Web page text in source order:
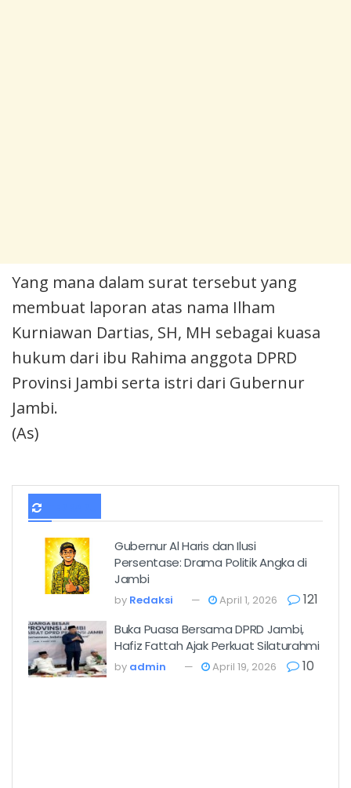
Yang mana dalam surat tersebut yang
membuat laporan atas nama Ilham
Kurniawan Dartias, SH, MH sebagai kuasa
hukum dari ibu Rahima anggota DPRD
Provinsi Jambi serta istri dari Gubernur
Jambi.
(As)
Gubernur Al Haris dan Ilusi
Persentase: Drama Politik Angka di
Jambi
by Redaksi April 1, 2026 121
Buka Puasa Bersama DPRD Jambi,
Hafiz Fattah Ajak Perkuat Silaturahmi
by admin April 19, 2026 10